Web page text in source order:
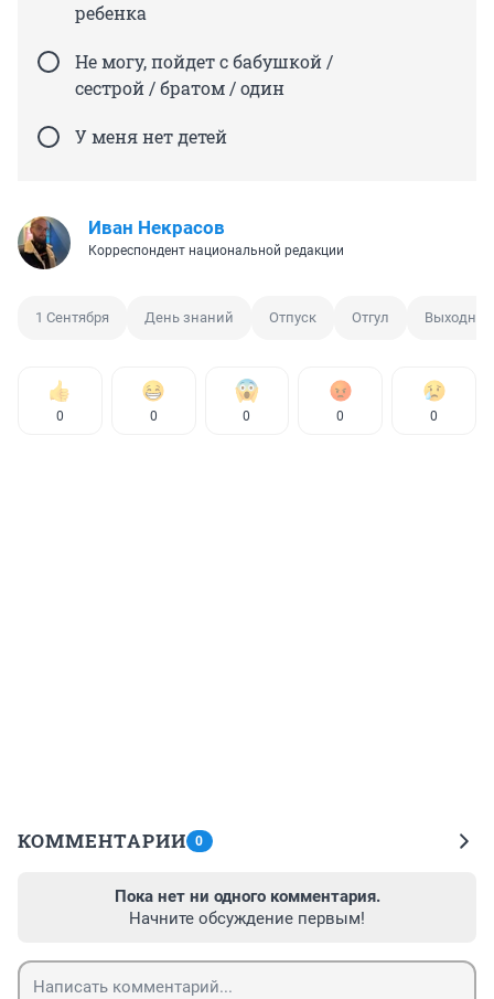
ребенка
Не могу, пойдет с бабушкой /
сестрой / братом / один
У меня нет детей
Иван Некрасов
Корреспондент национальной редакции
1 Сентября День знаний Отпуск Отгул Выходной
0 0 0 0 0
КОММЕНТАРИИ 0
Пока нет ни одного комментария.
Начните обсуждение первым!